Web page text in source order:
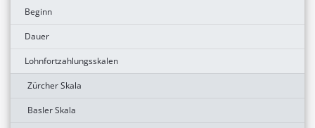
Beginn
Dauer
Lohnfortzahlungsskalen
Zürcher Skala
Basler Skala